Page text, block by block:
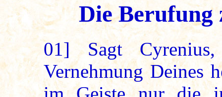
Die Berufung
01] Sagt
Vernehmung Deines